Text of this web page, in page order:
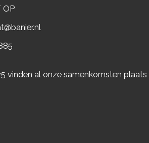
OP
vinden al onze samenkomsten plaats